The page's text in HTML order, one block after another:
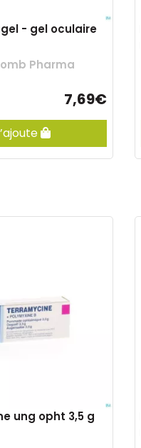
- gel oculaire
Pharma
7,69€
ung opht 3,5 g